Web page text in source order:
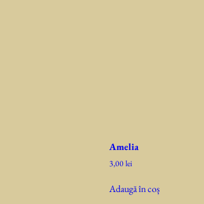
Amelia
3,00lei
Adaugă în coș